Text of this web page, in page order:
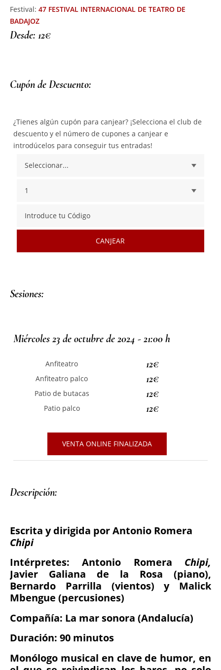
Festival: 47 FESTIVAL INTERNACIONAL DE TEATRO DE
BADAJOZ
Desde: 12€
Cupón de Descuento:
¿Tienes algún cupón para canjear? ¡Selecciona el club de
descuento y el número de cupones a canjear e
introdúcelos para conseguir tus entradas!
CANJEAR
Sesiones:
Miércoles 23 de octubre de 2024 - 21:00 h
Anfiteatro 12€
Anfiteatro palco 12€
Patio de butacas 12€
Patio palco 12€
VENTA ONLINE FINALIZADA
Descripción: